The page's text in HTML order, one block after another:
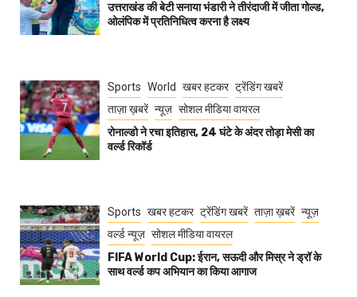
उत्तराखंड की बेटी सनाया भंडारी ने तीरंदाजी में जीता गोल्ड,
ओलंपिक में प्रतिनिधित्व करना है लक्ष्य
Sports World खबर हटकर ट्रेंडिंग खबरें
ताज़ा ख़बरें न्यूज़ सोशल मीडिया वायरल
रोनाल्डो ने रचा इतिहास, 24 घंटे के अंदर तोड़ा मेसी का
वर्ल्ड रिकॉर्ड
Sports खबर हटकर ट्रेंडिंग खबरें ताज़ा ख़बरें न्यूज़
वर्ल्ड न्यूज़ सोशल मीडिया वायरल
FIFA World Cup: ईरान, सऊदी और मिस्र ने ड्रॉ के
साथ वर्ल्ड कप अभियान का किया आगाज